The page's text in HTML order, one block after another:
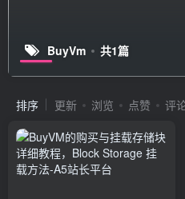
BuyVm 共1篇
排序 更新 浏览 点赞 评